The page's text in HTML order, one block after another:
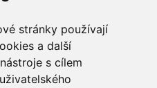
stránky používají
a další
s cílem